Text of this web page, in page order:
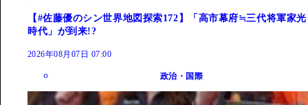
【#佐藤優のシン世界地図探索172】「高市幕府≒三代将軍家光
時代」が到来!?
2026年08月07日 07:00
政治・国際